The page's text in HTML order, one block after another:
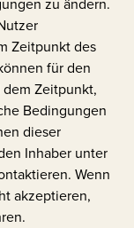
Zeitpunkt des
für den
Zeitpunkt,
Bedingungen
dieser
Inhaber unter
Wenn
akzeptieren,